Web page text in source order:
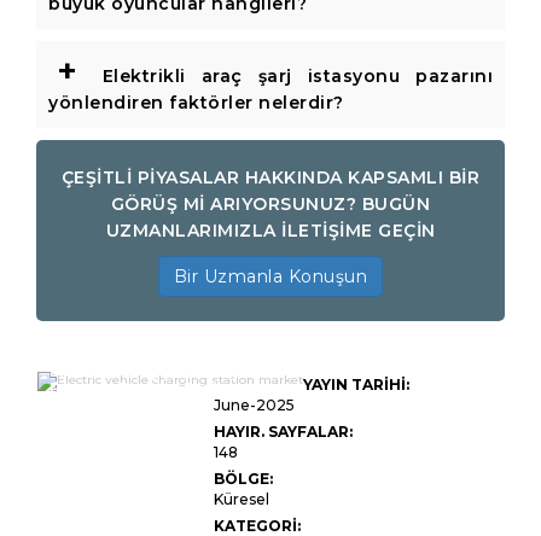
+
Elektrikli araç şarj istasyonu pazarını
yönlendiren faktörler nelerdir?
ÇEŞİTLİ PİYASALAR HAKKINDA KAPSAMLI BİR
GÖRÜŞ Mİ ARIYORSUNUZ? BUGÜN
UZMANLARIMIZLA İLETİŞİME GEÇİN
Bir Uzmanla Konuşun
Elektrikli Araç Şarj İstasyonu
Piyasası Boyutu, Paylaşım,
Büyüme ve Endüstri Analizi,
1, Seviye 2, DC Fast Chargers)
Son Kullanıcı (Özel Araçlar,
Taşımacılık) ve Bölgesel
Analizle Uygulamaya Göre
(Konut, Ticari, Kamu), 2024-
YAYIN TARİHİ:
June-2025
HAYIR. SAYFALAR:
148
BÖLGE:
Küresel
KATEGORİ: